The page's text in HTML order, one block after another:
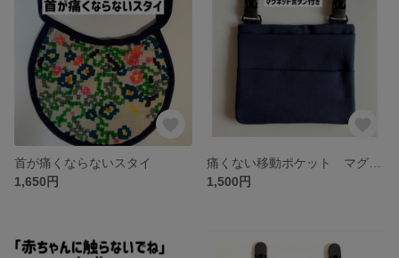
首が痛くならないスタイ
1,650円
1,500円